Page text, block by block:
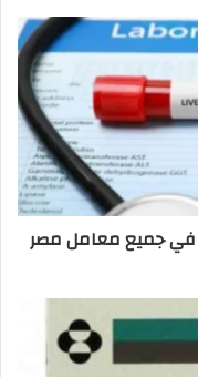
في جميع معامل مصر